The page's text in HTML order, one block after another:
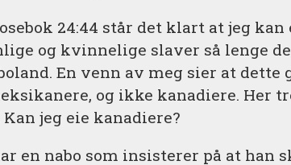
24:44 står det klart at jeg kan
og kvinnelige slaver så lenge
En venn av meg sier at dette
og ikke kanadiere. Her
Kan jeg eie kanadiere?
en nabo som insisterer på at han